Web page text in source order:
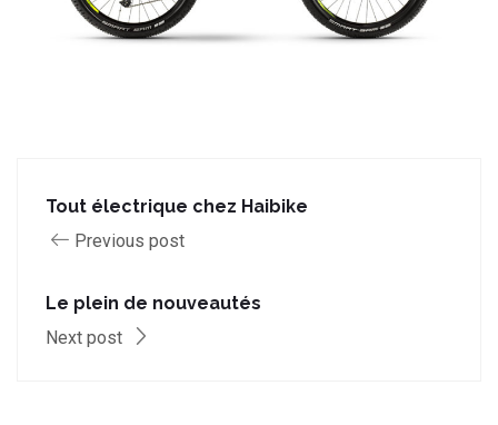
Tout électrique chez Haibike
Previous post
Le plein de nouveautés
Next post